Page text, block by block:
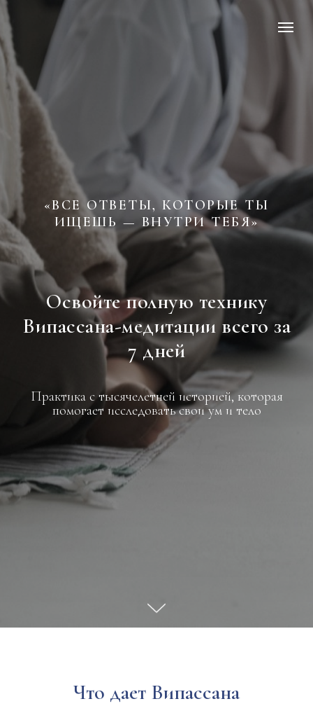
«ВСЕ ОТВЕТЫ, КОТОРЫЕ ТЫ
ИЩЕШЬ — ВНУТРИ ТЕБЯ»
Освойте полную технику
Випассана-медитации всего за
7 дней
Практика с тысячелетней историей, которая
помогает исследовать свои ум и тело
Что дает Випассана